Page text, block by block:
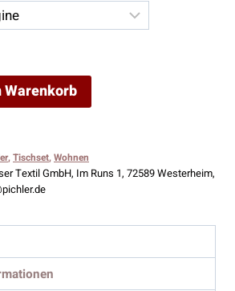
Warenkorb
,Tischset,Wohnen
Textil GmbH, Im Runs 1, 72589 Westerheim,